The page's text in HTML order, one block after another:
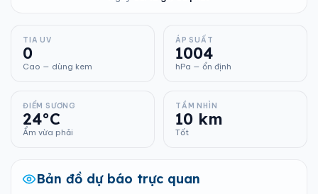
TIA UV
0
Cao — dùng kem
ÁP SUẤT
1004
hPa — ổn định
ĐIỂM SƯƠNG
24°C
Ẩm vừa phải
TẦM NHÌN
10 km
Tốt
Bản đồ dự báo trực quan